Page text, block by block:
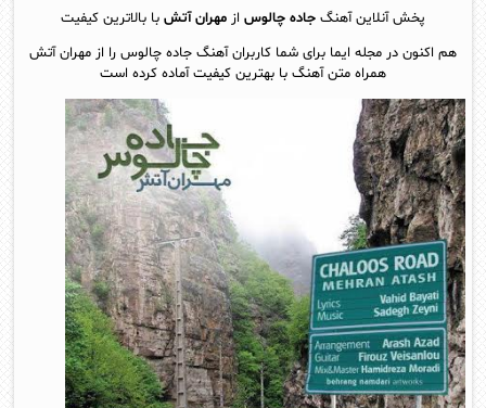
پخش آنلاين آهنگ جاده چالوس از مهران آتش با بالاترین کیفیت
هم اکنون در مجله ایما برای شما کاربران آهنگ جاده چالوس را از مهران آتش
همراه متن آهنگ با بهترین کیفیت آماده کرده است